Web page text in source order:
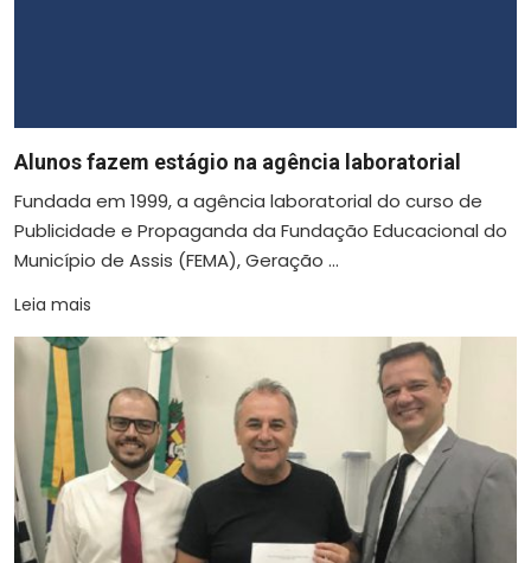
Alunos fazem estágio na agência laboratorial
Fundada em 1999, a agência laboratorial do curso de
Publicidade e Propaganda da Fundação Educacional do
Município de Assis (FEMA), Geração ...
Leia mais